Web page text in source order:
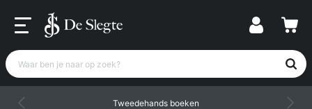
Waar ben je naar op zoek?
Tweedehands boeken